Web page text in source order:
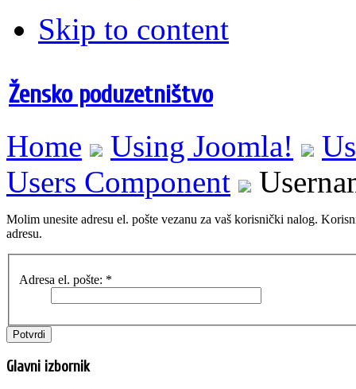
Skip to content
Žensko poduzetništvo
Home Using Joomla!
Users Component
Molim unesite adresu el. pošte vezanu za vaš korisnički nalog.
adresu.
Adresa el. pošte: *
Potvrdi
Glavni izbornik